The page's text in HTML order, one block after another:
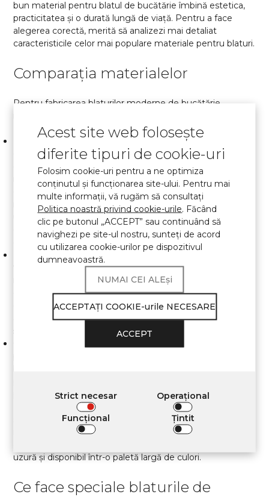
bun material pentru blatul de bucătărie îmbină estetica,
practicitatea și o durată lungă de viață. Pentru a face
alegerea corectă, merită să analizezi mai detaliat
caracteristicile celor mai populare materiale pentru blaturi.
Comparația materialelor
Pentru fabricarea blaturilor moderne de bucătărie,
Piatra acrilică. Acest reprezentant al pietrelor artificiale a
câștigat aprecierea multor designeri datorită
caracteristicilor sale unice. Plasticitatea ridicată a
materialului permite realizarea construcțiilor fără îmbinări,
de orice formă. Datorită lipsei porilor, materialul este
rezistent la murdărie, ușor de curățat și nu absoarbe
umezeala. Blaturile din piatră acrilică sunt disponibile într-
o gamă largă de culori, ceea ce permite integrarea lor în
orice design.
Piatra naturală. Pentru fabricarea blaturilor se aleg
frecvent granitul, marmura, onixul și alte tipuri de piatră
naturală. Produsele din piatră naturală sunt destul de
costisitoare, însă această investiție este justificată. Astfel
de blaturi se remarcă prin rezistență ridicată și durabilitate,
adăugând totodată interiorului eleganță datorită culorilor
și texturilor unice.
precum și pentru rezistența la umezeală și murdărie.
Panouri HPL. Materialul este ideal pentru amenajarea
suprafețelor de bucătărie, deoarece are o rezistență
ridicată și se distinge prin rezistență la umezeală și la
uzură și disponibil într-o paletă largă de culori.
Ce face speciale blaturile de
Acest site web folosește
diferite tipuri de cookie-uri
Folosim cookie-uri pentru a ne optimiza
conținutul și funcționarea site-ului. Pentru mai
multe informații, vă rugăm să consultați
Politica noastră privind cookie-urile. Făcând
clic pe butonul „ACCEPT” sau continuând să
navighezi pe site-ul nostru, sunteţi de acord
cu utilizarea cookie-urilor pe dispozitivul
dumneavoastră.
NUMAI CEI ALEși
ACCEPTAŢI COOKIE-urile NECESARE
ACCEPT
Strict necesar Operațional
Funcţional Țintit